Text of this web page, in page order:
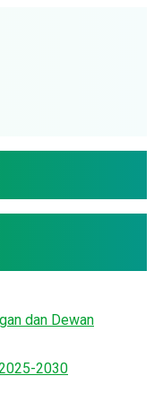
dan Dewan
2030